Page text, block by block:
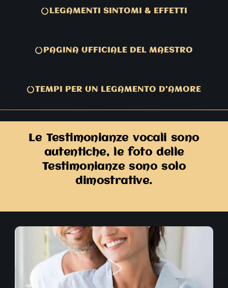
LEGAMENTI SINTOMI & EFFETTI
PAGINA UFFICIALE DEL MAESTRO
TEMPI PER UN LEGAMENTO D'AMORE
Le Testimonianze vocali sono
autentiche, le foto delle
Testimonianze sono solo
dimostrative.